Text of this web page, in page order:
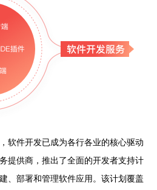
软件开发已成为各行各业的核心驱动
提供商，推出了全面的开发者支持计
、部署和管理软件应用。该计划覆盖